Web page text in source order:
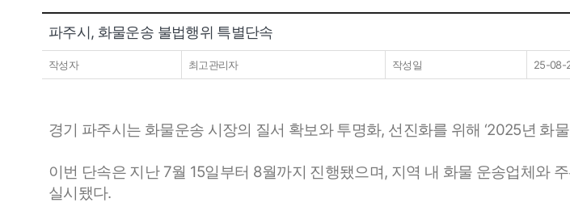
파주시, 화물운송 불법행위 특별단속
작성자 최고관리자 작성일 25-08-
경기 파주시는 화물운송 시장의 질서 확보와 투명화, 선진화를 위해 ‘2025년 화
이번 단속은 지난 7월 15일부터 8월까지 진행됐으며, 지역 내 화물 운송업체와
실시됐다.